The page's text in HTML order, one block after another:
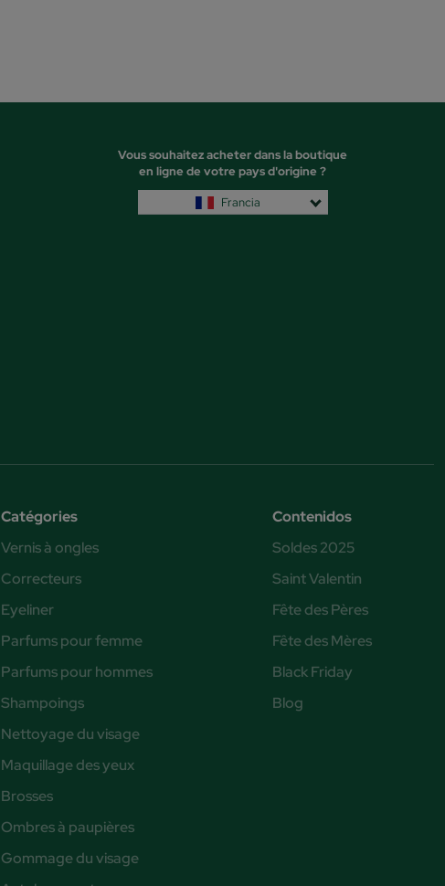
Vous souhaitez acheter dans la boutique
en ligne de votre pays d'origine ?
Francia
Catégories
Vernis à ongles
Correcteurs
Eyeliner
Parfums pour femme
Parfums pour hommes
Shampoings
Nettoyage du visage
Maquillage des yeux
Brosses
Ombres à paupières
Gommage du visage
Contenidos
Soldes 2025
Saint Valentin
Fête des Pères
Fête des Mères
Black Friday
Blog